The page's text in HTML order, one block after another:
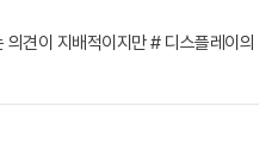
견이 지배적이지만 # 디스플레이의